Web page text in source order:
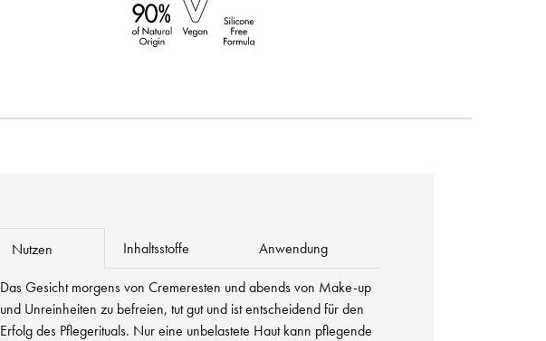
Nutzen Inhaltsstoffe Anwendung
Das Gesicht morgens von Cremeresten und abends von Make-up
und Unreinheiten zu befreien, tut gut und ist entscheidend für den
Erfolg des Pflegerituals. Nur eine unbelastete Haut kann pflegende